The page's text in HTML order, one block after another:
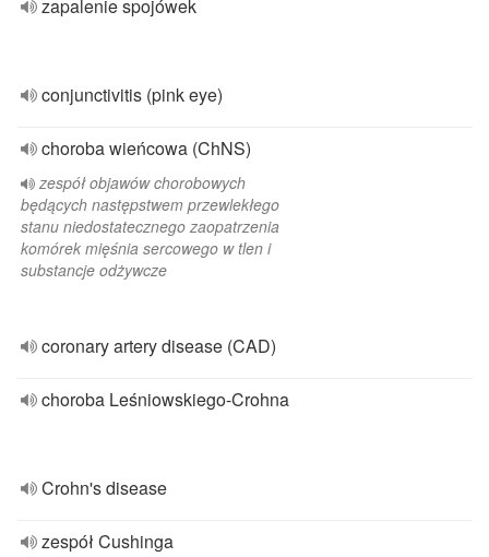
zapalenie spojówek
conjunctivitis (pink eye)
choroba wieńcowa (ChNS)
zespół objawów chorobowych
będących następstwem przewlekłego
stanu niedostatecznego zaopatrzenia
komórek mięśnia sercowego w tlen i
substancje odżywcze
coronary artery disease (CAD)
choroba Leśniowskiego-Crohna
Crohn's disease
zespół Cushinga